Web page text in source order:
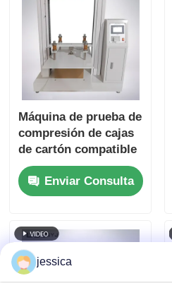
Máquina de prueba de
compresión de cajas
de cartón compatible
con ASTM D642 con
espacio de prueba de
1200x1200x1200 mm y
de 0,001~200 mm/min
Enviar Consulta
jessica